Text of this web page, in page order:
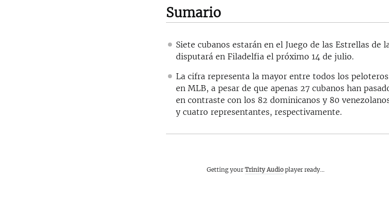
Sumario
Siete cubanos estarán en el Juego de las Estrellas de
disputará en Filadelfia el próximo 14 de julio.
La cifra representa la mayor entre todos los
en MLB, a pesar de que apenas 27 cubanos han
en contraste con los 82 dominicanos y 80
y cuatro representantes, respectivamente.
Getting yourTrinity Audio player ready...